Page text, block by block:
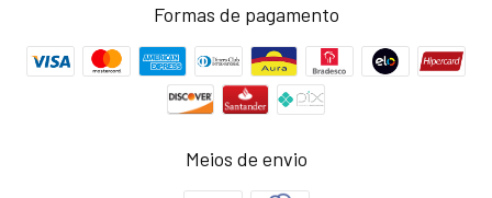
Formas de pagamento
Meios de envio